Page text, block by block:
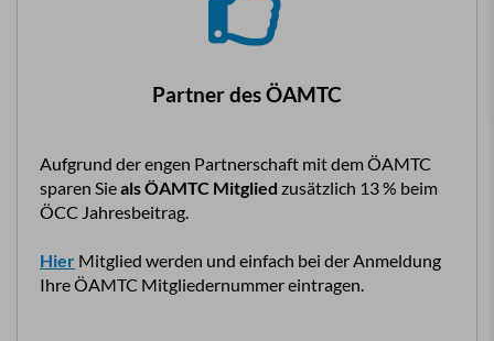
Partner des ÖAMTC
Aufgrund der engen Partnerschaft mit dem ÖAMTC
sparen Sieals ÖAMTC Mitglied zusätzlich 13 % beim
ÖCC Jahresbeitrag.
Hier Mitglied werden und einfach bei der Anmeldung
Ihre ÖAMTC Mitgliedernummer eintragen.